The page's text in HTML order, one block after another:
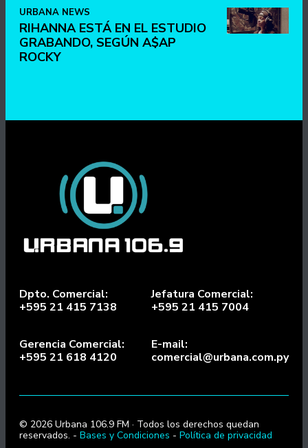
URBANA NEWS
RIHANNA ESTÁ EN EL ESTUDIO
GRABANDO, SEGÚN A$AP
ROCKY
Dpto. Comercial:
+595 21 415 7138
Jefatura Comercial:
+595 21 415 7004
Gerencia Comercial:
+595 21 618 4120
E-mail:
comercial@urbana.com.py
© 2026 Urbana 106.9 FM · Todos los derechos quedan
reservados. - Bases y Condiciones - Política de privacidad